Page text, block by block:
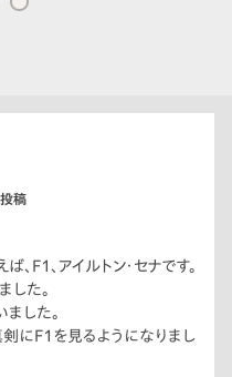
稿
F1、アイルトン・セナです。
した。
した。
にF1を見るようになりまし